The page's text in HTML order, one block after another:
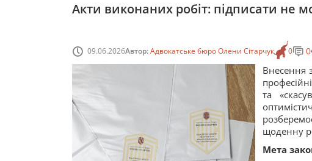
Акти виконаних робіт: підписати не
09.06.2026Автор:Адвокатське бюро Олени Сітарчук 0 0
Внесення
та
щоденну
Мета